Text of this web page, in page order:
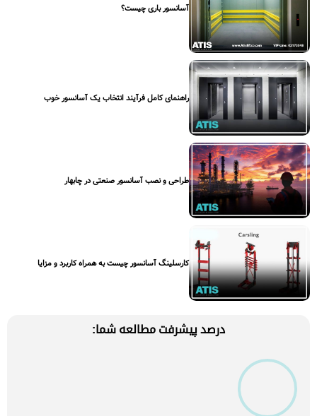
آسانسور باری چیست؟
راهنمای کامل فرآیند انتخاب یک آسانسور خوب
طراحی و نصب آسانسور صنعتی در چابهار
کارسلینگ آسانسور چیست به همراه کاربرد و مزایا
درصد پیشرفت مطالعه شما: